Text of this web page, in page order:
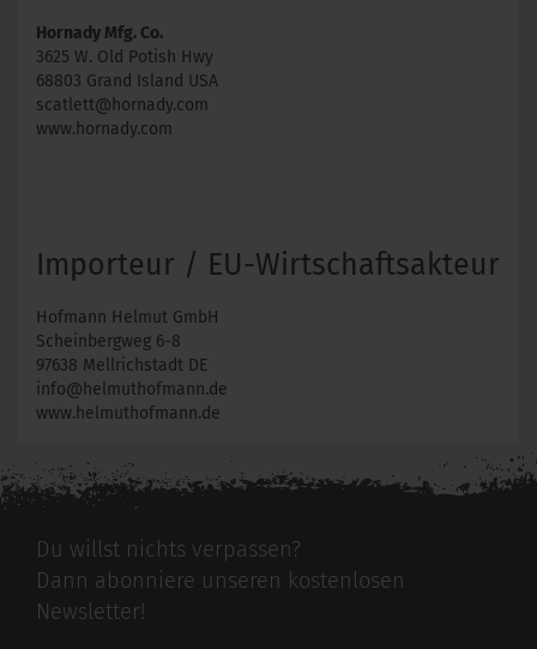
Hornady Mfg. Co.
3625 W. Old Potish Hwy
68803 Grand Island USA
scatlett@hornady.com
www.hornady.com
Importeur / EU-Wirtschaftsakteur
Hofmann Helmut GmbH
Scheinbergweg 6-8
97638 Mellrichstadt DE
info@helmuthofmann.de
www.helmuthofmann.de
Du willst nichts verpassen?
Dann abonniere unseren kostenlosen
Newsletter!